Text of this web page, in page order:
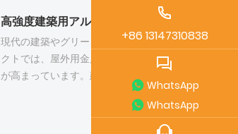
処理に適している一方、高シリコンのA380や
ADC12は色差や曇りが発生しやすい傾向があ
る。最適化された硬質陽極酸化処理は機能的
な要求を満たすのに有効であり、粉体塗装や
電気泳動は理想的な代替手段となる。表面処
理プロセスと合金を適切に組み合わせること
で、ダイカスト部品の安定した外観と性能が
現代の建築やグリーンビルディングプロジェ
クトでは、屋外用金属部品に対する要求水準
が高まっています。建築用ダイカスト金型と
高品質アルミニウム構造鋳造品は、建築物の
接合部や装飾において重要な役割を果たして
います。専門的な建築用金型設計と成熟した
+86 13147310838
WhatsApp
WhatsApp